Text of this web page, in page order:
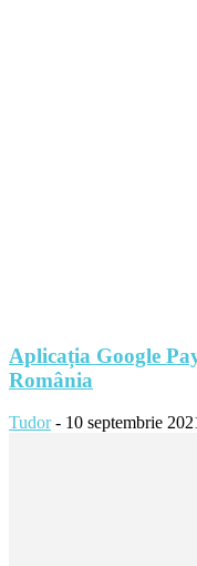
Aplicația Google
România
Tudor - 10 septembrie